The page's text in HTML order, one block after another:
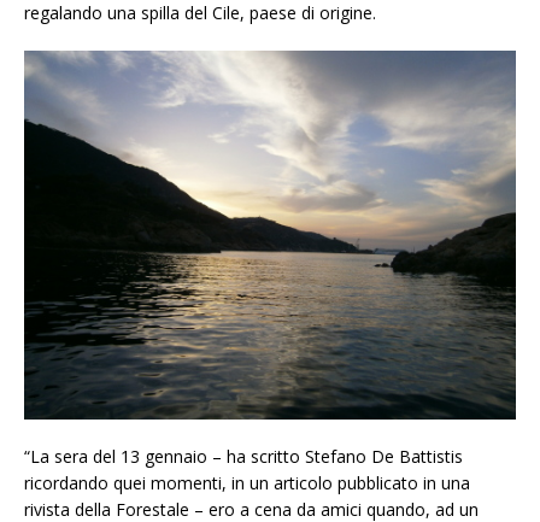
regalando una spilla del Cile, paese di origine.
“La sera del 13 gennaio – ha scritto Stefano De Battistis
ricordando quei momenti, in un articolo pubblicato in una
rivista della Forestale – ero a cena da amici quando, ad un